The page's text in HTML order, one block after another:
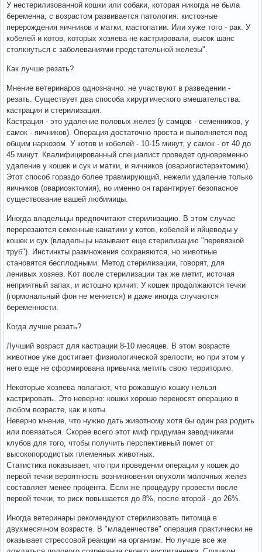
У нестерилизованной кошки или собаки, которая никогда не была
беременна, с возрастом развивается патология: кистозные
перерождения яичников и матки, мастопатии. Или хуже того - рак. У
кобелей и котов, которых хозяева не кастрировали, высок шанс
столкнуться с заболеваниями предстательной железы".
Как лучше резать?
Мнение ветеринаров однозначно: не участвуют в разведении -
резать. Существует два способа хирургического вмешательства:
кастрация и стерилизация.
Кастрация - это удаление половых желез (у самцов - семенников, у
самок - яичников). Операция достаточно проста и выполняется под
общим наркозом. У котов и кобелей - 10-15 минут, у самок - от 40 до
45 минут. Квалифицированный специалист проведет одновременно
удаление у кошек и сук и матки, и яичников (овариогистерэктомию).
Этот способ гораздо более травмирующий, нежели удаление только
яичников (овариоэктомия), но именно он гарантирует безопасное
существование вашей любимицы.
Иногда владельцы предпочитают стерилизацию. В этом случае
перерезаются семенные канатики у котов, кобелей и яйцеводы у
кошек и сук (владельцы называют еще стерилизацию "перевязкой
труб"). Инстинкты размножения сохраняются, но животные
становятся бесплодными. Метод стерилизации, говорят, для
ленивых хозяев. Кот после стерилизации так же метит, источая
неприятный запах, и истошно кричит. У кошек продолжаются течки
(гормональный фон не меняется) и даже иногда случаются
беременности.
Когда лучше резать?
Лучший возраст для кастрации 8-10 месяцев. В этом возрасте
животное уже достигает физиологической зрелости, но при этом у
него еще не сформирована привычка метить свою территорию.
Некоторые хозяева полагают, что рожавшую кошку нельзя
кастрировать. Это неверно: кошки хорошо переносят операцию в
любом возрасте, как и коты.
Неверно мнение, что нужно дать животному хотя бы один раз родить
или повязаться. Скорее всего этот миф придуман заводчиками
клубов для того, чтобы получить перспективный помет от
высокопородистых племенных животных.
Статистика показывает, что при проведении операции у кошек до
первой течки вероятность возникновения опухоли молочных желез
составляет менее процента. Если же процедуру провести после
первой течки, то риск повышается до 8%, после второй - до 26%.
Иногда ветеринары рекомендуют стерилизовать питомца в
двухмесячном возрасте. В "младенчестве" операция практически не
оказывает стрессовой реакции на организм. Но лучше все же